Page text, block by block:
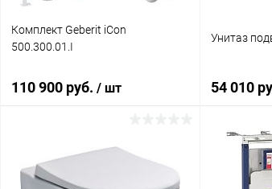
Комплект Geberit iCon
500.300.01.I
110 900 руб. / шт
В корзину
Унитаз
54 010